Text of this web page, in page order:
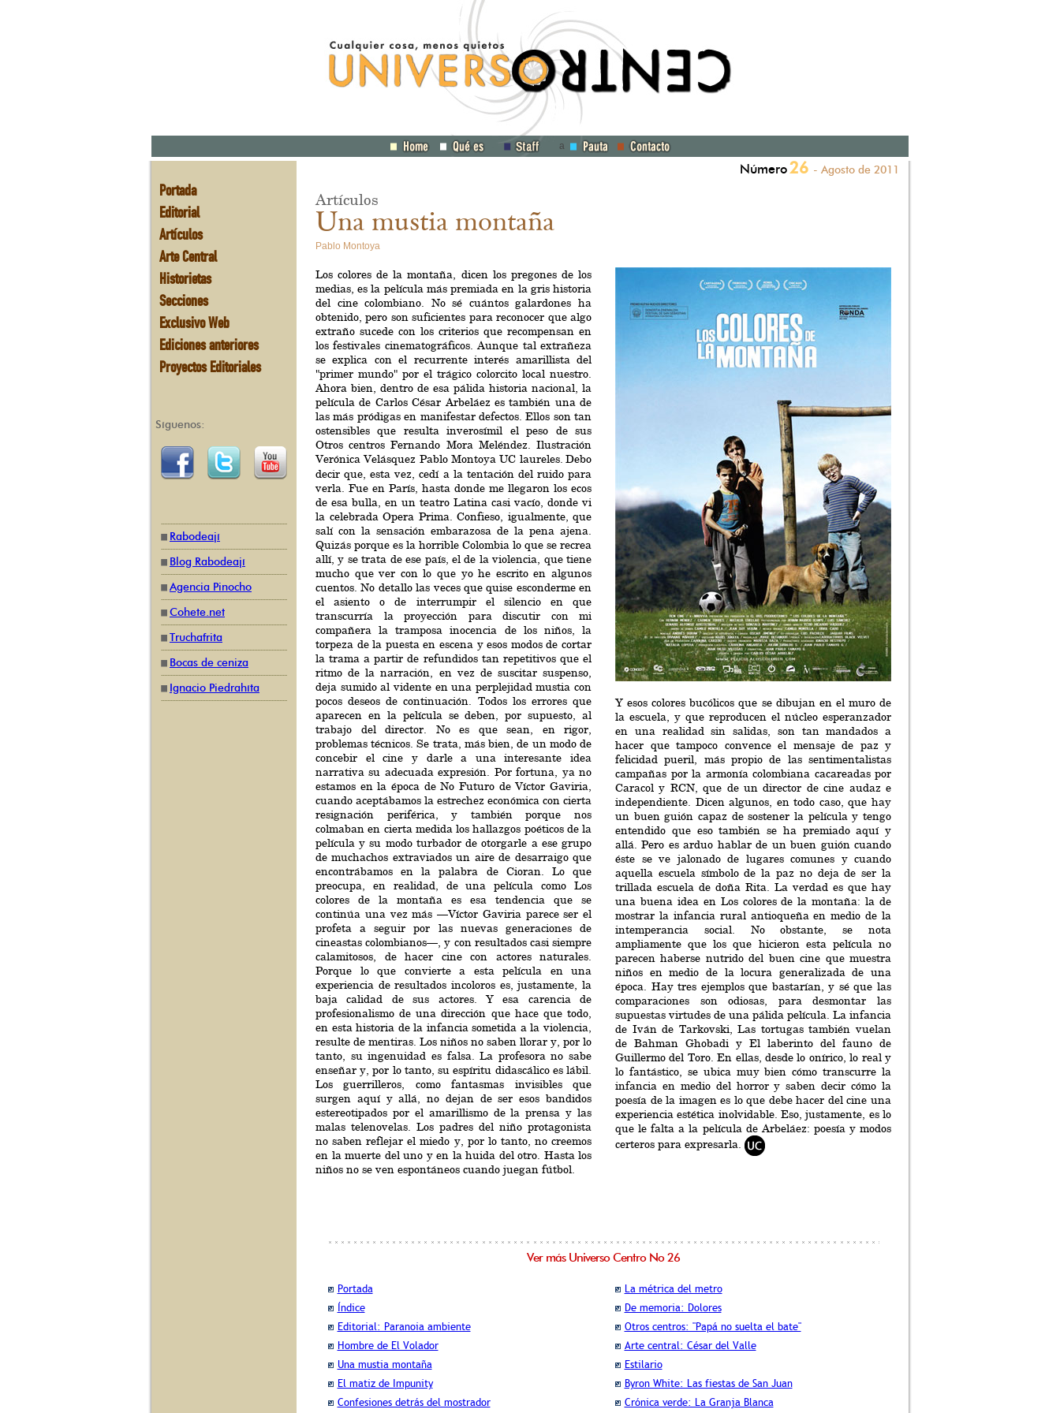
a
Portada
Editorial
Artículos
Arte Central
Historietas
Secciones
Exclusivo Web
Ediciones anteriores
Proyectos Editoriales
Síguenos:
Rabodeají
Blog Rabodeají
Agencia Pinocho
Cohete.net
Truchafrita
Bocas de ceniza
Ignacio Piedrahíta
Número26 - Agosto de 2011
Artículos
Una mustia montaña
Pablo Montoya
Los colores de la montaña, dicen los pregones de los
medias, es la película más premiada en la gris historia
del cine colombiano. No sé cuántos galardones ha
obtenido, pero son suficientes para reconocer que algo
extraño sucede con los criterios que recompensan en
los festivales cinematográficos. Aunque tal extrañeza
se explica con el recurrente interés amarillista del
"primer mundo" por el trágico colorcito local nuestro.
Ahora bien, dentro de esa pálida historia nacional, la
película de Carlos César Arbeláez es también una de
las más pródigas en manifestar defectos. Ellos son tan
ostensibles que resulta inverosímil el peso de sus
Otros centros Fernando Mora Meléndez. Ilustración
Verónica Velásquez Pablo Montoya UC laureles. Debo
decir que, esta vez, cedí a la tentación del ruido para
verla. Fue en París, hasta donde me llegaron los ecos
de esa bulla, en un teatro Latina casi vacío, donde vi
la celebrada Opera Prima. Confieso, igualmente, que
salí con la sensación embarazosa de la pena ajena.
Quizás porque es la horrible Colombia lo que se recrea
allí, y se trata de ese país, el de la violencia, que tiene
mucho que ver con lo que yo he escrito en algunos
cuentos. No detallo las veces que quise esconderme en
el asiento o de interrumpir el silencio en que
transcurría la proyección para discutir con mi
compañera la tramposa inocencia de los niños, la
torpeza de la puesta en escena y esos modos de cortar
la trama a partir de refundidos tan repetitivos que el
ritmo de la narración, en vez de suscitar suspenso,
deja sumido al vidente en una perplejidad mustia con
pocos deseos de continuación. Todos los errores que
aparecen en la película se deben, por supuesto, al
trabajo del director. No es que sean, en rigor,
problemas técnicos. Se trata, más bien, de un modo de
concebir el cine y darle a una interesante idea
narrativa su adecuada expresión. Por fortuna, ya no
estamos en la época de No Futuro de Víctor Gaviria,
cuando aceptábamos la estrechez económica con cierta
resignación periférica, y también porque nos
colmaban en cierta medida los hallazgos poéticos de la
película y su modo turbador de otorgarle a ese grupo
de muchachos extraviados un aire de desarraigo que
encontrábamos en la palabra de Cioran. Lo que
preocupa, en realidad, de una película como Los
colores de la montaña es esa tendencia que se
continúa una vez más —Víctor Gaviria parece ser el
profeta a seguir por las nuevas generaciones de
cineastas colombianos—, y con resultados casi siempre
calamitosos, de hacer cine con actores naturales.
Porque lo que convierte a esta película en una
experiencia de resultados incoloros es, justamente, la
baja calidad de sus actores. Y esa carencia de
profesionalismo de una dirección que hace que todo,
en esta historia de la infancia sometida a la violencia,
resulte de mentiras. Los niños no saben llorar y, por lo
tanto, su ingenuidad es falsa. La profesora no sabe
enseñar y, por lo tanto, su espíritu didascálico es lábil.
Los guerrilleros, como fantasmas invisibles que
surgen aquí y allá, no dejan de ser esos bandidos
estereotipados por el amarillismo de la prensa y las
malas telenovelas. Los padres del niño protagonista
no saben reflejar el miedo y, por lo tanto, no creemos
en la muerte del uno y en la huida del otro. Hasta los
niños no se ven espontáneos cuando juegan fútbol.
Y esos colores bucólicos que se dibujan en el muro de
la escuela, y que reproducen el núcleo esperanzador
en una realidad sin salidas, son tan mandados a
hacer que tampoco convence el mensaje de paz y
felicidad pueril, más propio de las sentimentalistas
campañas por la armonía colombiana cacareadas por
Caracol y RCN, que de un director de cine audaz e
independiente. Dicen algunos, en todo caso, que hay
un buen guión capaz de sostener la película y tengo
entendido que eso también se ha premiado aquí y
allá. Pero es arduo hablar de un buen guión cuando
éste se ve jalonado de lugares comunes y cuando
aquella escuela símbolo de la paz no deja de ser la
trillada escuela de doña Rita. La verdad es que hay
una buena idea en Los colores de la montaña: la de
mostrar la infancia rural antioqueña en medio de la
intemperancia social. No obstante, se nota
ampliamente que los que hicieron esta película no
parecen haberse nutrido del buen cine que muestra
niños en medio de la locura generalizada de una
época. Hay tres ejemplos que bastarían, y sé que las
comparaciones son odiosas, para desmontar las
supuestas virtudes de una pálida película. La infancia
de Iván de Tarkovski, Las tortugas también vuelan
de Bahman Ghobadi y El laberinto del fauno de
Guillermo del Toro. En ellas, desde lo onírico, lo real y
lo fantástico, se ubica muy bien cómo transcurre la
infancia en medio del horror y saben decir cómo la
poesía de la imagen es lo que debe hacer del cine una
experiencia estética inolvidable. Eso, justamente, es lo
que le falta a la película de Arbeláez: poesía y modos
certeros para expresarla.
Ver más Universo Centro No 26
Portada
Índice
Editorial: Paranoia ambiente
Hombre de El Volador
Una mustia montaña
El matiz de Impunity
Confesiones detrás del mostrador
La métrica del metro
De memoria: Dolores
Otros centros: "Papá no suelta el bate"
Arte central: César del Valle
Estilario
Byron White: Las fiestas de San Juan
Crónica verde: La Granja Blanca